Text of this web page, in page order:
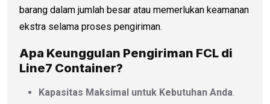
barang dalam jumlah besar atau memerlukan keamanan
ekstra selama proses pengiriman.
Apa Keunggulan Pengiriman FCL di
Line7 Container?
Kapasitas Maksimal untuk Kebutuhan Anda.